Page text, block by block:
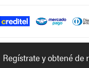
Regístrate y obtené